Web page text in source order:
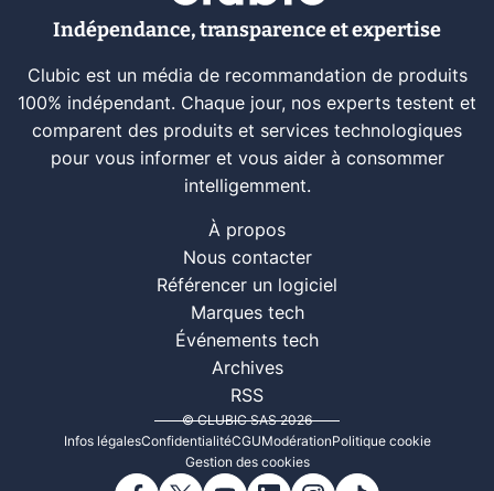
Indépendance, transparence et expertise
Clubic est un média de recommandation de produits
100% indépendant. Chaque jour, nos experts testent et
comparent des produits et services technologiques
pour vous informer et vous aider à consommer
intelligemment.
À propos
Nous contacter
Référencer un logiciel
Marques tech
Événements tech
Archives
RSS
© CLUBIC SAS 2026
Infos légalesConfidentialitéCGUModérationPolitique cookie
Gestion des cookies